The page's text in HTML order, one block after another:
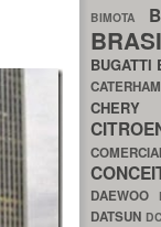
BIMOTA
BUGATTI
DAEWOO
DATSUN